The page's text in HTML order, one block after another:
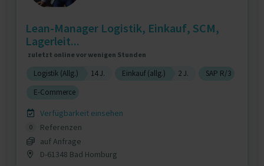
Lean-Manager Logistik, Einkauf, SCM,
Lagerleit...
zuletzt online vor wenigen Stunden
Logistik (Allg.) 14 J. Einkauf (allg.) 2 J.
SAP R/3
E-Commerce
Verfügbarkeit einsehen
0
Referenzen
auf Anfrage
D-61348 Bad Homburg